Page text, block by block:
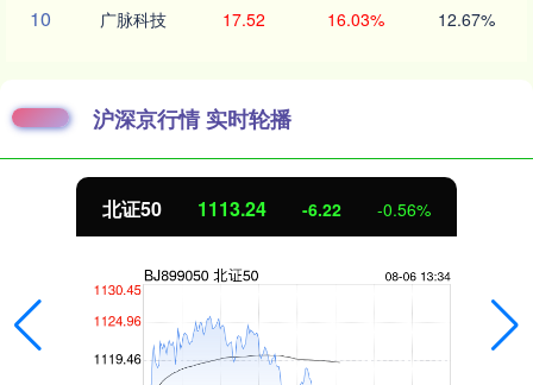
10 广脉科技 17.52 16.03% 12.67%
沪深京行情 实时轮播
北证50 1113.25 -6.21 -0.56%